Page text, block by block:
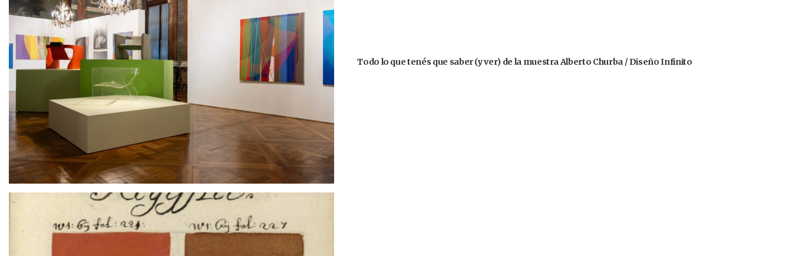
Todo lo que tenés que saber (y ver) de la muestra Alberto Churba / Diseño Infinito